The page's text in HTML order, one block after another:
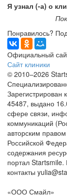
Я узнал (-а) о
Понравилось?
Официальный
Сайт клиники
© 2010–2026
45487, выдано
сфере связи,
коммуникаций
авторским правом
Российской
содержания
портал
контакты
«ООО Смайл»